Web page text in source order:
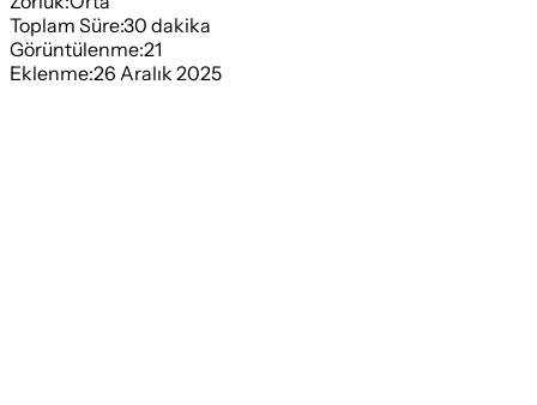
Toplam Süre:30 dakika
Görüntülenme:21
Eklenme:26 Aralık 2025